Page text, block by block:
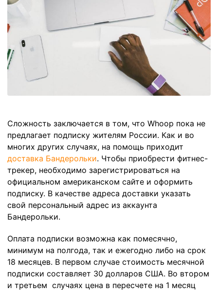
Сложность заключается в том, что Whoop пока не
предлагает подписку жителям России. Как и во
многих других случаях, на помощь приходит
доставка Бандерольки. Чтобы приобрести фитнес-
трекер, необходимо зарегистрироваться на
официальном американском сайте и оформить
подписку. В качестве адреса доставки указать
свой персональный адрес из аккаунта
Бандерольки.
Оплата подписки возможна как помесячно,
минимум на полгода, так и ежегодно либо на срок
18 месяцев. В первом случае стоимость месячной
подписки составляет 30 долларов США. Во втором
и третьем случаях цена в пересчете на 1 месяц